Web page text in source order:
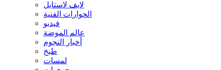
لايف لاستايل
الحوارات الفنية
فيديو
عالم الموضة
أخبار النجوم
طبخ
لمسات